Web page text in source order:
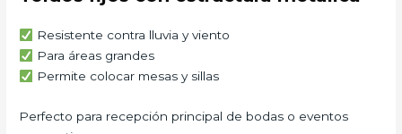
Resistente contra lluvia y viento
Para áreas grandes
Permite colocar mesas y sillas
Perfecto para recepción principal de bodas o eventos